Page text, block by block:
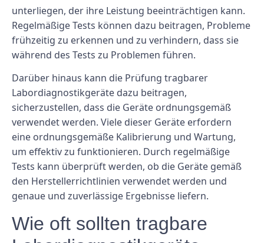
unterliegen, der ihre Leistung beeinträchtigen kann.
Regelmäßige Tests können dazu beitragen, Probleme
frühzeitig zu erkennen und zu verhindern, dass sie
während des Tests zu Problemen führen.
Darüber hinaus kann die Prüfung tragbarer
Labordiagnostikgeräte dazu beitragen,
sicherzustellen, dass die Geräte ordnungsgemäß
verwendet werden. Viele dieser Geräte erfordern
eine ordnungsgemäße Kalibrierung und Wartung,
um effektiv zu funktionieren. Durch regelmäßige
Tests kann überprüft werden, ob die Geräte gemäß
den Herstellerrichtlinien verwendet werden und
genaue und zuverlässige Ergebnisse liefern.
Wie oft sollten tragbare